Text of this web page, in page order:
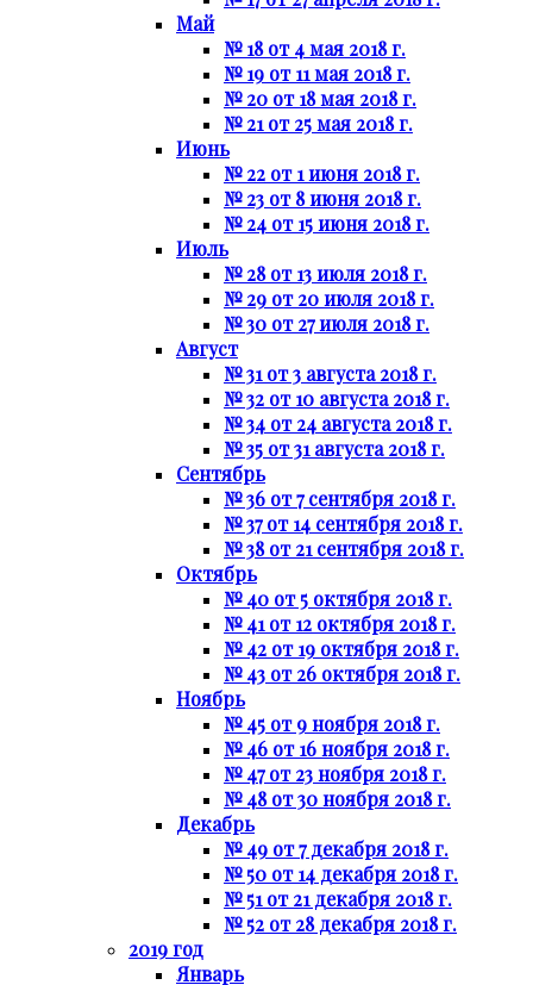
Май
№ 18 от 4 мая 2018 г.
№ 19 от 11 мая 2018 г.
№ 20 от 18 мая 2018 г.
№ 21 от 25 мая 2018 г.
Июнь
№ 22 от 1 июня 2018 г.
№ 23 от 8 июня 2018 г.
№ 24 от 15 июня 2018 г.
Июль
№ 28 от 13 июля 2018 г.
№ 29 от 20 июля 2018 г.
№ 30 от 27 июля 2018 г.
Август
№ 31 от 3 августа 2018 г.
№ 32 от 10 августа 2018 г.
№ 34 от 24 августа 2018 г.
№ 35 от 31 августа 2018 г.
Сентябрь
№ 36 от 7 сентября 2018 г.
№ 37 от 14 сентября 2018 г.
№ 38 от 21 сентября 2018 г.
Октябрь
№ 40 от 5 октября 2018 г.
№ 41 от 12 октября 2018 г.
№ 42 от 19 октября 2018 г.
№ 43 от 26 октября 2018 г.
Ноябрь
№ 45 от 9 ноября 2018 г.
№ 46 от 16 ноября 2018 г.
№ 47 от 23 ноября 2018 г.
№ 48 от 30 ноября 2018 г.
Декабрь
№ 49 от 7 декабря 2018 г.
№ 50 от 14 декабря 2018 г.
№ 51 от 21 декабря 2018 г.
№ 52 от 28 декабря 2018 г.
2019 год
Январь